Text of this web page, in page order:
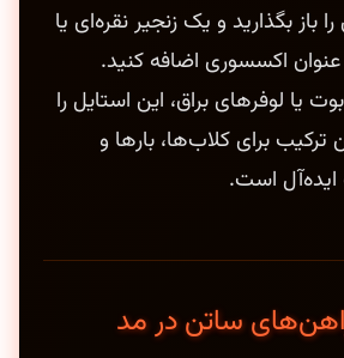
باز بگذارید و یک زنجیر نقره‌ای یا
اکسسوری اضافه کنید.
لوفرهای براق، این استایل را
برای کلاب‌ها، بارها و
ایده‌آل است.
ساتن در مد